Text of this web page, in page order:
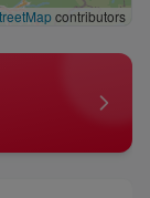
contributors